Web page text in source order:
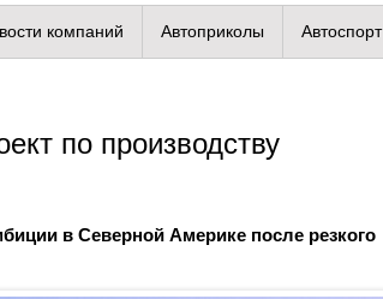
компаний Автоприколы Автоспорт
по производству
в Северной Америке после резкого